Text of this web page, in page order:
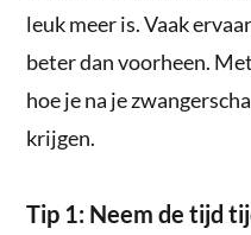
leuk meer is. Vaak
beter dan voorheen.
hoe je na je
krijgen.
Tip 1: Neem de tijd